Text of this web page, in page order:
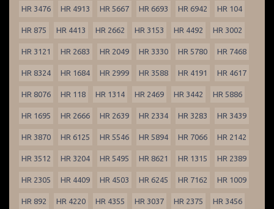
HR 3476 HR 4913 HR 5667 HR 6693 HR 6942 HR 104
HR 875 HR 4413 HR 2662 HR 3153 HR 4492 HR 3002
HR 3121 HR 2683 HR 2049 HR 3330 HR 5780 HR 7468
HR 8324 HR 1684 HR 2999 HR 3588 HR 4191 HR 4617
HR 8076 HR 118 HR 1314 HR 2469 HR 3442 HR 5886
HR 1695 HR 2666 HR 2639 HR 2334 HR 3283 HR 3439
HR 3870 HR 6125 HR 5546 HR 5894 HR 7066 HR 2142
HR 3512 HR 3204 HR 5495 HR 8621 HR 1315 HR 2389
HR 2305 HR 4409 HR 4503 HR 6245 HR 7162 HR 1009
HR 892 HR 4220 HR 4355 HR 3037 HR 2375 HR 3456